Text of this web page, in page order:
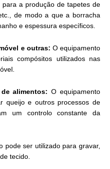
a produção de tapetes de
de modo a que a borracha
e espessura específicos.
e outras: O equipamento
compósitos utilizados nas
alimentos: O equipamento
queijo e outros processos de
um controlo constante da
pode ser utilizado para gravar,
tecido.